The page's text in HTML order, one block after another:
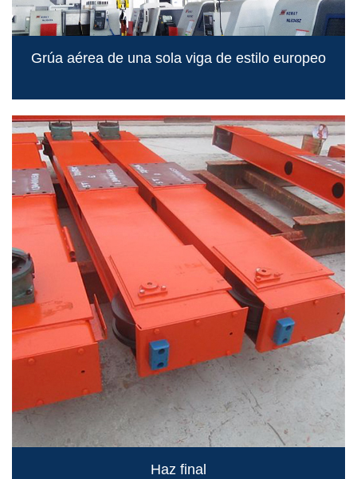
Grúa aérea de una sola viga de estilo europeo
Haz final